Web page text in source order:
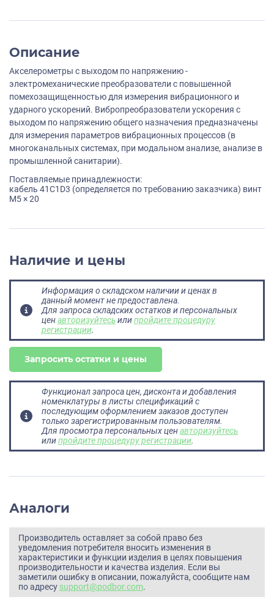
Описание
Акселерометры с выходом по напряжению -
электромеханические преобразователи с повышенной
помехозащищенностью для измерения вибрационного и
ударного ускорений. Вибропреобразователи ускорения с
выходом по напряжению общего назначения предназначены
для измерения параметров вибрационных процессов (в
многоканальных системах, при модальном анализе, анализе в
промышленной санитарии).
Поставляемые принадлежности:
кабель 41C1D3 (определяется по требованию заказчика) винт
M5 × 20
Наличие и цены
Информация о складском наличии и ценах в
данный момент не предоставлена.
Для запроса складских остатков и персональных
ценавторизуйтесьилипройдите процедуру
регистрации.
Запросить остатки и цены
Функционал запроса цен, дисконта и добавления
номенклатуры в листы спецификаций с
последующим оформлением заказов доступен
только зарегистрированным пользователям.
Для просмотра персональных ценавторизуйтесь
илипройдите процедуру регистрации.
Аналоги
Производитель оставляет за собой право без
уведомления потребителя вносить изменения в
характеристики и функции изделия в целях повышения
производительности и качества изделия. Если вы
заметили ошибку в описании, пожалуйста, сообщите нам
по адресу support@podbor.com.